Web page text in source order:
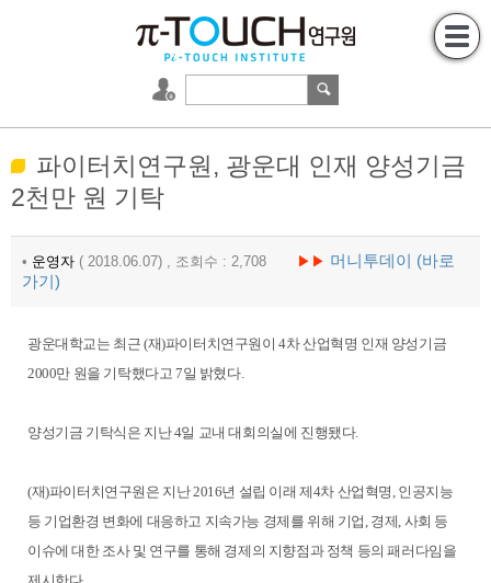
파이터치연구원, 광운대 인재 양성기금
2천만 원 기탁
• 운영자 ( 2018.06.07) , 조회수 : 2,708 ▶▶ 머니투데이 (바로
가기)
광운대학교는 최근 (재)파이터치연구원이 4차 산업혁명 인재 양성기금
2000만 원을 기탁했다고 7일 밝혔다.
양성기금 기탁식은 지난 4일 교내 대회의실에 진행됐다.
(재)파이터치연구원은 지난 2016년 설립 이래 제4차 산업혁명, 인공지능
등 기업환경 변화에 대응하고 지속가능 경제를 위해 기업, 경제, 사회 등
이슈에 대한 조사 및 연구를 통해 경제의 지향점과 정책 등의 패러다임을